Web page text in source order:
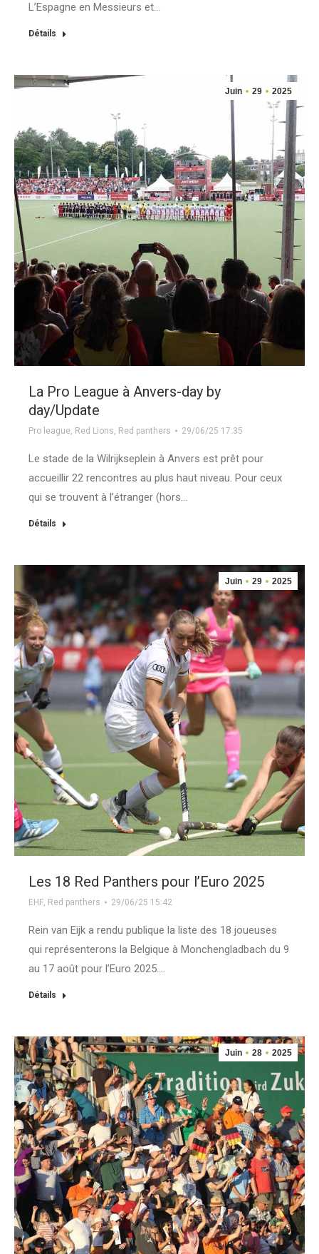
L’Espagne en Messieurs et…
Détails
Juin 29 2025
La Pro League à Anvers-day by
day/Update
Pro league, Red Lions, Red panthers 29/06/25 17:35
Le stade de la Wilrijkseplein à Anvers est prêt pour
accueillir 22 rencontres au plus haut niveau. Pour ceux
qui se trouvent à l’étranger (hors…
Détails
Juin 29 2025
Les 18 Red Panthers pour l’Euro 2025
EHF, Red panthers 29/06/25 15:42
Rein van Eijk a rendu publique la liste des 18 joueuses
qui représenterons la Belgique à Monchengladbach du 9
au 17 août pour l’Euro 2025.…
Détails
Juin 28 2025